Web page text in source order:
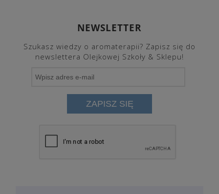
NEWSLETTER
Szukasz wiedzy o aromaterapii? Zapisz się do
newslettera Olejkowej Szkoły & Sklepu!
ZAPISZ SIĘ